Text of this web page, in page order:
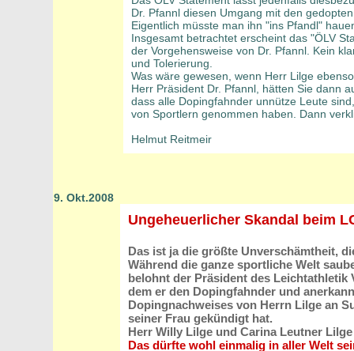
Dr. Pfannl diesen Umgang mit den
Eigentlich müsste man ihn "ins Pfandl"
Insgesamt betrachtet erscheint das "ÖLV
der Vorgehensweise von Dr. Pfannl. Kein
und Tolerierung.
Was wäre gewesen, wenn Herr Lilge
Herr Präsident Dr. Pfannl, hätten Sie dann
dass alle Dopingfahnder unnütze Leute
von Sportlern genommen haben. Dann
Helmut Reitmeir
9. Okt.2008
Ungeheuerlicher Skandal beim
Das ist ja die größte Unverschämtheit,
Während die ganze sportliche Welt
belohnt der Präsident des Leichtathletik
dem er den Dopingfahnder und
Dopingnachweises von Herrn Lilge an
seiner Frau gekündigt hat.
Herr Willy Lilge und Carina Leutner
Das dürfte wohl einmalig in aller Welt